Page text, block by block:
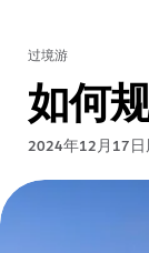
过境游
如何
2024年12月17